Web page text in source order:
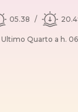
05.38
Ultimo Quarto a h.